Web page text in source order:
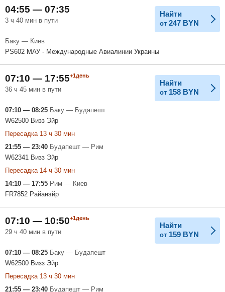
04:55 — 07:35
3 ч 40 мин в пути
Найти
от 247 BYN
Баку — Киев
PS602 МАУ - Международные Авиалинии Украины
07:10 — 17:55+1день
36 ч 45 мин в пути
Найти
от 158 BYN
07:10 — 08:25 Баку — Будапешт
W62500 Визз Эйр
Пересадка 13 ч 30 мин
21:55 — 23:40 Будапешт — Рим
W62341 Визз Эйр
Пересадка 14 ч 30 мин
14:10 — 17:55 Рим — Киев
FR7852 Райанэйр
07:10 — 10:50+1день
29 ч 40 мин в пути
Найти
от 159 BYN
07:10 — 08:25 Баку — Будапешт
W62500 Визз Эйр
Пересадка 13 ч 30 мин
21:55 — 23:40 Будапешт — Рим